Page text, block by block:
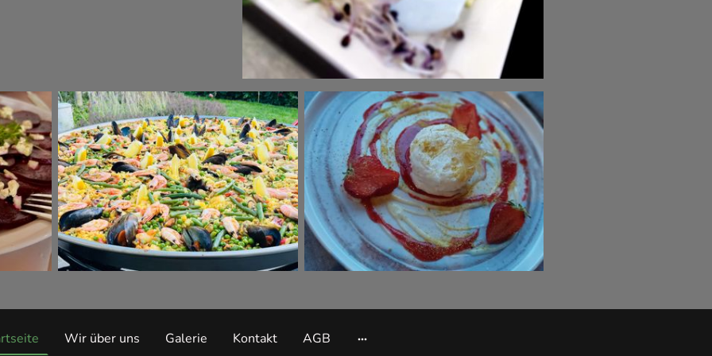
Wir über uns Galerie Kontakt AGB